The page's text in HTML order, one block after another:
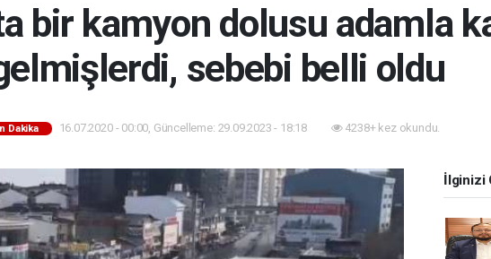
bir kamyon dolusu adamla
sebebi belli oldu
Dakika 16.07.2020 - 00:00, Güncelleme: 29.09.2023 - 18:18 4238+ kez okundu.
İlginizi